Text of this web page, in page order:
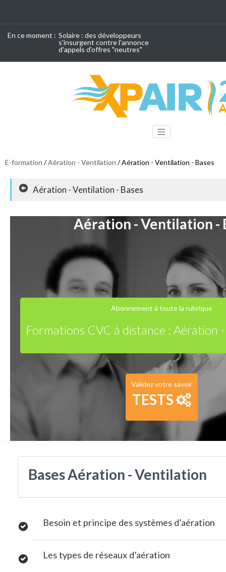
En ce moment : Solaire : des développeurs
s'insurgent contre l'annonce
d'appels d'offres "neutres"
E-formation /Aération - Ventilation / Aération - Ventilation - Bases
Aération - Ventilation - Bases
Aération - Ventilation -
Abonnement à toute la rubrique
Formations CVC à distance : Aération
Validez votre savoir
TESTS
Bases Aération - Ventilation
Besoin et principe des systèmes d’aération
Les types de réseaux d’aération